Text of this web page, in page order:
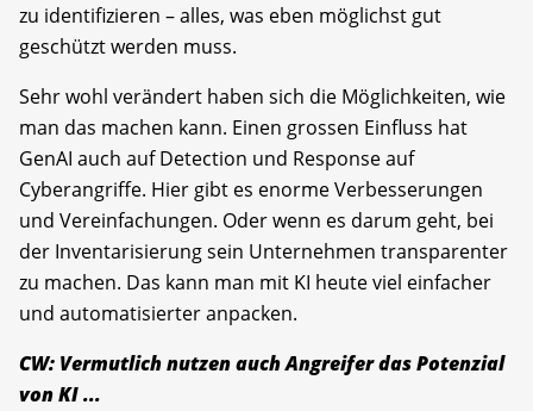
zu identifizieren – alles, was eben möglichst gut
geschützt werden muss.
Sehr wohl verändert haben sich die Möglichkeiten, wie
man das machen kann. Einen grossen Einfluss hat
GenAI auch auf Detection und Response auf
Cyberangriffe. Hier gibt es enorme Verbesserungen
und Vereinfachungen. Oder wenn es darum geht, bei
der Inventarisierung sein Unternehmen transparenter
zu machen. Das kann man mit KI heute viel einfacher
und automatisierter anpacken.
CW: Vermutlich nutzen auch Angreifer das Potenzial
von KI ...